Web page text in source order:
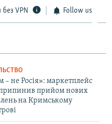
без VPN Follow us
– не Росія»: маркетплейс
прийом нових
на Кримському